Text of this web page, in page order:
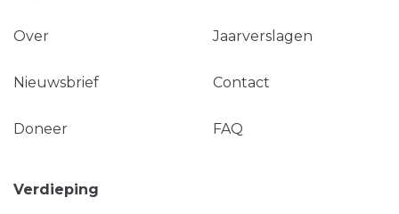
Over Jaarverslagen
Nieuwsbrief Contact
Doneer FAQ
Verdieping